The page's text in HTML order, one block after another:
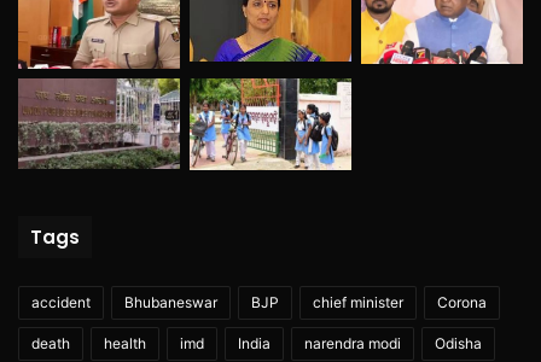
Tags
accident Bhubaneswar BJP chief minister Corona
death health imd India narendra modi Odisha